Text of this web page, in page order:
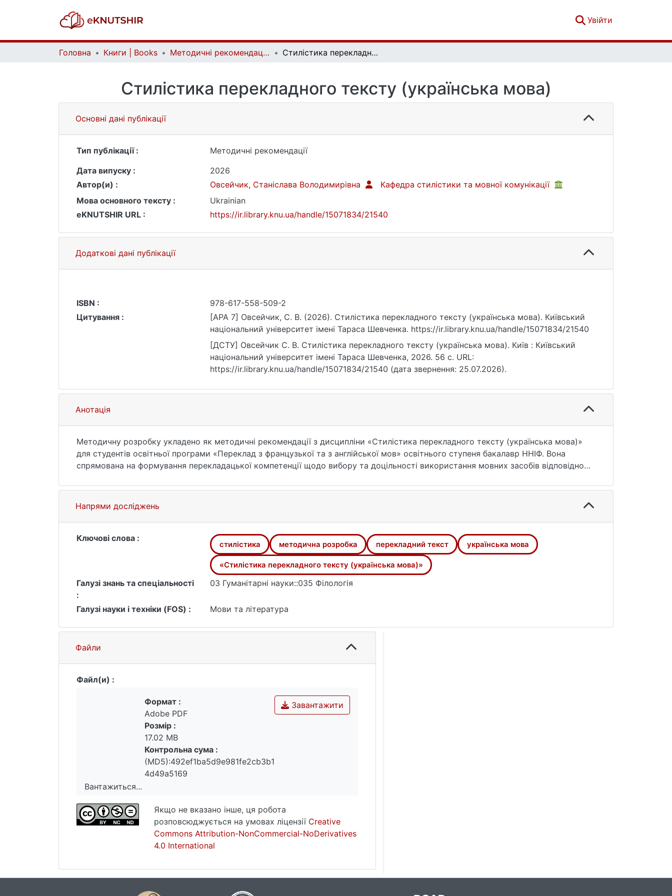
Увійти
Головна Книги | Books Методичні рекомендації | Methodical recommendations Стилістика перекладного тексту (українська мова)
Стилістика перекладного тексту (українська мова)
Основні дані публікації
Тип публікації :
Методичні рекомендації
Дата випуску :
2026
Автор(и) :
Овсейчик, Станіслава Володимирівна
Кафедра стилістики та мовної комунікації
Мова основного тексту :
Ukrainian
eKNUTSHIR URL :
https://ir.library.knu.ua/handle/15071834/21540
Додаткові дані публікації
ISBN :
978-617-558-509-2
Цитування :
[APA 7] Овсейчик, С. В. (2026). Стилістика перекладного тексту (українська мова). Київський
національний університет імені Тараса Шевченка. https://ir.library.knu.ua/handle/15071834/21540
[ДСТУ] Овсейчик С. В. Стилістика перекладного тексту (українська мова). Київ : Київський
національний університет імені Тараса Шевченка, 2026. 56 с. URL:
https://ir.library.knu.ua/handle/15071834/21540 (дата звернення: 25.07.2026).
Анотація
Методичну розробку укладено як методичні рекомендації з дисципліни «Стилістика перекладного тексту (українська мова)»
для студентів освітньої програми «Переклад з французької та з англійської мов» освітнього ступеня бакалавр ННІФ. Вона
спрямована на формування перекладацької компетенції щодо вибору та доцільності використання мовних засобів відповідно
українською мовою, а також засвоєння різних типів перекладацьких трансформацій. Розробка включає завдання для роботи в
авдиторії, завдання для самостійного опрацювання, завдання для самоконтролю засвоєння матеріалу, зразки роботи з текстами
і список рекомендованих джерел.
Напрями досліджень
Ключові слова :
стилістика методична розробка перекладний текст українська мова
«Стилістика перекладного тексту (українська мова)»
Галузі знань та спеціальності
:
03 Гуманітарні науки::035 Філологія
Галузі науки і техніки (FOS) : Мови та література
Файли
Файл(и) :
Вантажиться...
Вантажиться...
Завантажити
Формат :
Adobe PDF
Розмір :
17.02 MB
Контрольна сума :
(MD5):492ef1ba5d9e981fe2cb3b1
4d49a5169
Якщо не вказано інше, ця робота
розповсюджується на умовах ліцензії Creative
Commons Attribution-NonCommercial-NoDerivatives
4.0 International